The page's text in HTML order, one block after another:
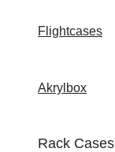
Flightcases
Akrylbox
Rack Cases